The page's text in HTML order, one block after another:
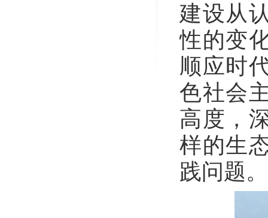
建设从
性的变
顺应时
色社会
高度，
样的生
践问题。